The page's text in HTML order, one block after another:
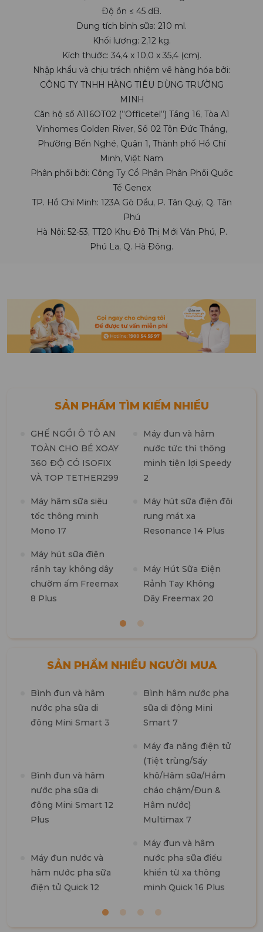
Độ ồn ≤ 45 dB.
Dung tích bình sữa: 210 ml.
Khối lượng: 2,12 kg.
Kích thước: 34,4 x 10,0 x 35,4 (cm).
Nhập khẩu và chịu trách nhiệm về hàng hóa bởi:
CÔNG TY TNHH HÀNG TIÊU DÙNG TRƯỜNG
MINH
Căn hộ số A116OT02 (”Officetel”) Tầng 16, Tòa A1
Vinhomes Golden River, Số 02 Tôn Đức Thắng,
Phường Bến Nghé, Quận 1, Thành phố Hồ Chí
Minh, Việt Nam
Phân phối bởi: Công Ty Cổ Phần Phân Phối Quốc
Tế Genex
TP. Hồ Chí Minh: 123A Gò Dầu, P. Tân Quý, Q. Tân
Phú
Hà Nội: 52-53, TT20 Khu Đô Thị Mới Văn Phú, P.
Phú La, Q. Hà Đông.
SẢN PHẨM TÌM KIẾM NHIỀU
GHẾ NGỒI Ô TÔ AN
TOÀN CHO BÉ XOAY
360 ĐỘ CÓ ISOFIX
VÀ TOP TETHER299
Máy đun và hâm
nước tức thì thông
minh tiện lợi Speedy
2
Máy hâm sữa siêu
tốc thông minh
Mono 17
Máy hút sữa điện đôi
rung mát xa
Resonance 14 Plus
Máy hút sữa điện
rảnh tay không dây
chườm ấm Freemax
8 Plus
Máy Hút Sữa Điện
Rảnh Tay Không
Dây Freemax 20
SẢN PHẨM NHIỀU NGƯỜI MUA
Bình đun và hâm
nước pha sữa di
động Mini Smart 3
Bình hâm nước pha
sữa di động Mini
Smart 7
Bình đun và hâm
nước pha sữa di
động Mini Smart 12
Plus
Máy đa năng điện tử
(Tiệt trùng/Sấy
khô/Hâm sữa/Hầm
cháo chậm/Đun &
Hâm nước)
Multimax 7
Máy đun nước và
hâm nước pha sữa
điện tử Quick 12
Máy đun và hâm
nước pha sữa điều
khiển từ xa thông
minh Quick 16 Plus